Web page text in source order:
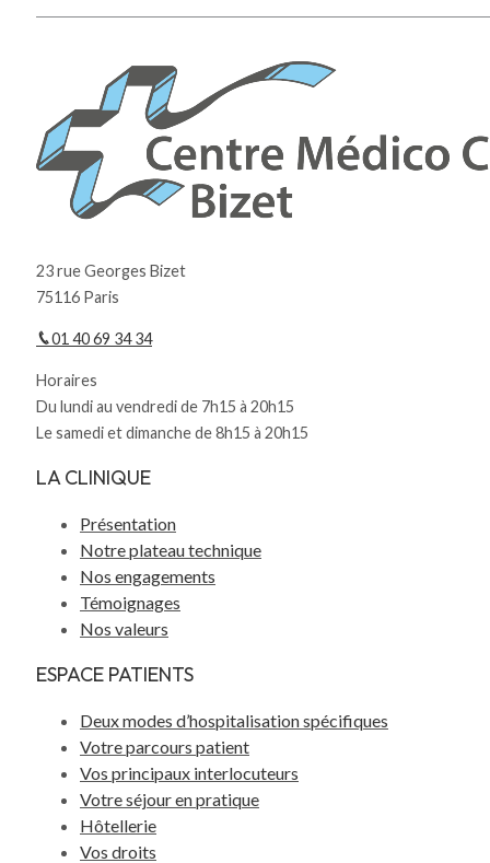
23 rue Georges Bizet
75116 Paris
01 40 69 34 34
Horaires
Du lundi au vendredi de 7h15 à 20h15
Le samedi et dimanche de 8h15 à 20h15
LA CLINIQUE
Présentation
Notre plateau technique
Nos engagements
Témoignages
Nos valeurs
ESPACE PATIENTS
Deux modes d’hospitalisation spécifiques
Votre parcours patient
Vos principaux interlocuteurs
Votre séjour en pratique
Hôtellerie
Vos droits